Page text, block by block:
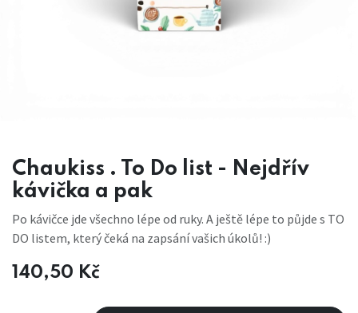
Chaukiss . To Do list - Nejdřív
kávička a pak
Po kávičce jde všechno lépe od ruky. A ještě lépe to půjde s TO
DO listem, který čeká na zapsání vašich úkolů! :)
140,50 Kč